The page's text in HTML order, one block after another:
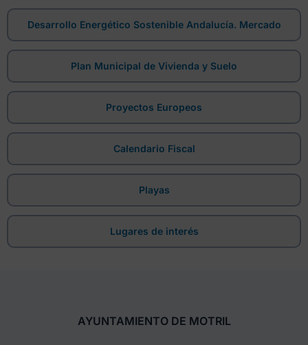
Desarrollo Energético Sostenible Andalucía. Mercado
Plan Municipal de Vivienda y Suelo
Proyectos Europeos
Calendario Fiscal
Playas
Lugares de interés
AYUNTAMIENTO DE MOTRIL